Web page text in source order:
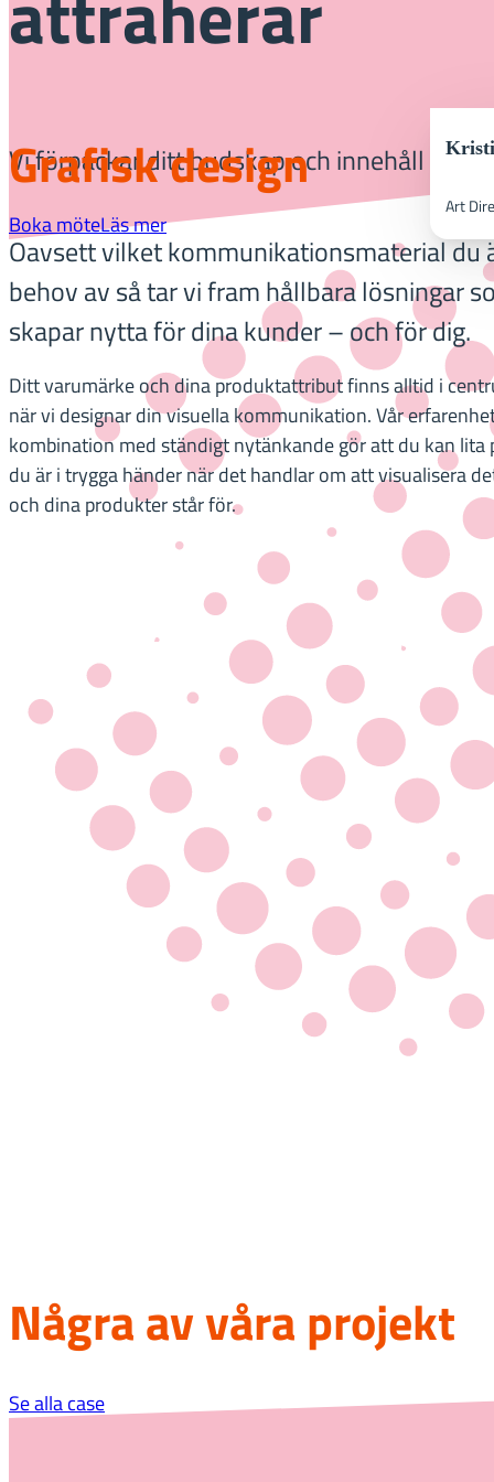
Vi förpackar ditt budskap och innehåll i en
Boka möteLäs mer
Art
Grafisk design
Oavsett vilket kommunikationsmaterial du
behov av så tar vi fram hållbara lösningar
skapar nytta för dina kunder – och för dig.
Ditt varumärke och dina produktattribut finns alltid i
när vi designar din visuella kommunikation. Vår
kombination med ständigt nytänkande gör att du kan lita
du är i trygga händer när det handlar om att visualisera
och dina produkter står för.
Några av våra projekt
Se alla case